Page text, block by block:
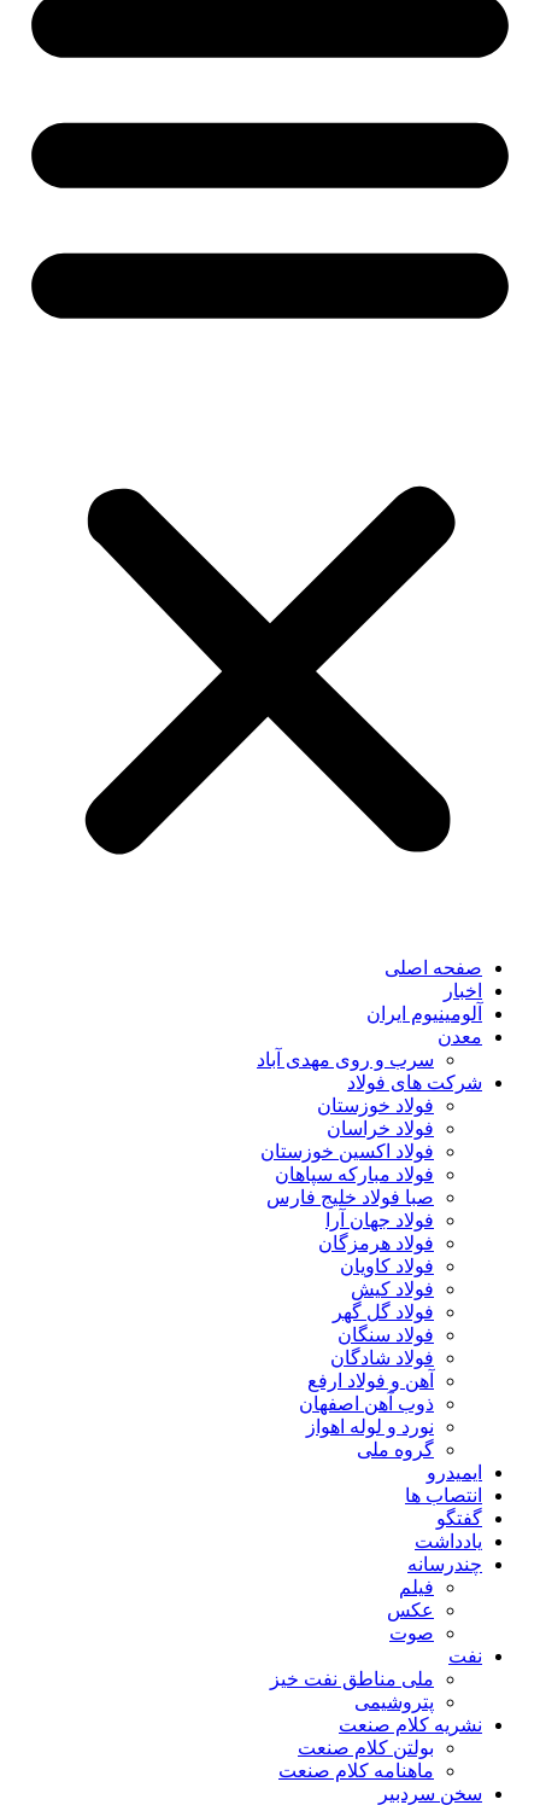
صفحه اصلی
اخبار
آلومینیوم ایران
معدن
سرب و روی مهدی آباد
شرکت های فولاد
فولاد خوزستان
فولاد خراسان
فولاد اکسین خوزستان
فولاد مبارکه سپاهان
صبا فولاد خلیج فارس
فولاد جهان آرا
فولاد هرمزگان
فولاد کاویان
فولاد کیش
فولاد گل گهر
فولاد سنگان
فولاد شادگان
آهن و فولاد ارفع
ذوب آهن اصفهان
نورد و لوله اهواز
گروه ملی
ایمیدرو
انتصاب ها
گفتگو
یادداشت
چندرسانه
فیلم
عکس
صوت
نفت
ملی مناطق نفت خیز
پتروشیمی
نشریه کلام صنعت
بولتن کلام صنعت
ماهنامه کلام صنعت
سخن سردبیر